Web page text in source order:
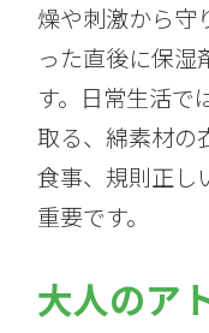
燥や刺激から守
った直後に保湿
す。日常生活で
取る、綿素材の
食事、規則正し
重要です。
大人のア